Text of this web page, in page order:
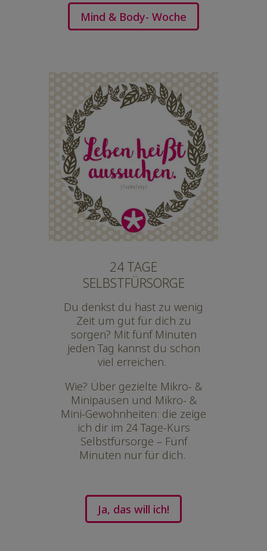
Mind & Body- Woche
24 TAGE
SELBSTFÜRSORGE
Du denkst du hast zu wenig
Zeit um gut für dich zu
sorgen? Mit fünf Minuten
jeden Tag kannst du schon
viel erreichen.
Wie? Über gezielte Mikro- &
Minipausen und Mikro- &
Mini-Gewohnheiten: die zeige
ich dir im 24 Tage-Kurs
Selbstfürsorge – Fünf
Minuten nur für dich.
Ja, das will ich!